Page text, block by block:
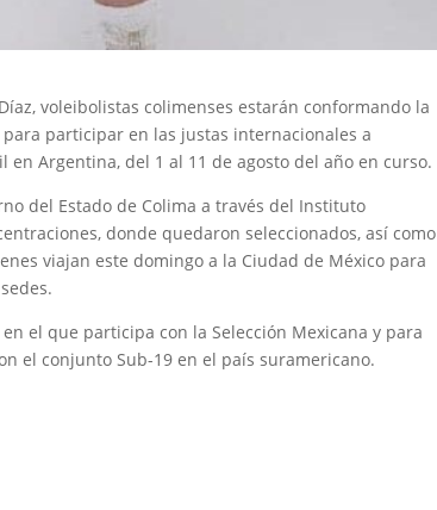
voleibolistas colimenses estarán conformando la
participar en las justas internacionales a
Argentina, del 1 al 11 de agosto del año en curso.
del Estado de Colima a través del Instituto
donde quedaron seleccionados, así como
viajan este domingo a la Ciudad de México para
el que participa con la Selección Mexicana y para
el conjunto Sub-19 en el país suramericano.